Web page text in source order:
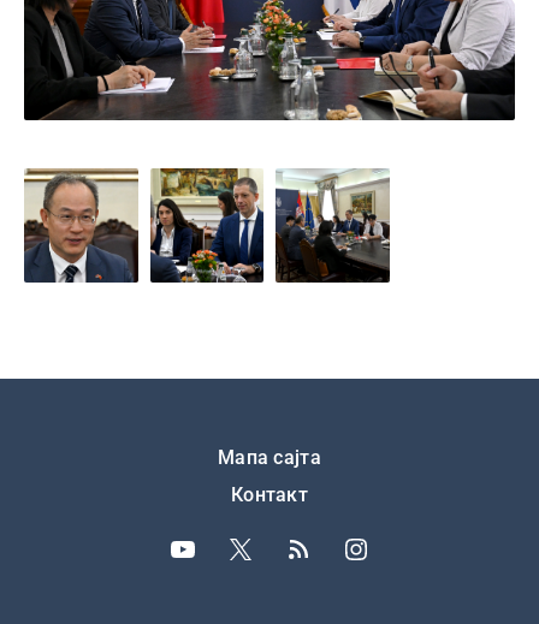
Мапа сајта
Контакт